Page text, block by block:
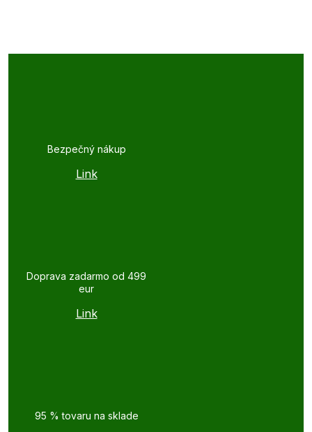
Bezpečný nákup
Link
Doprava zadarmo od 499
eur
Link
95 % tovaru na sklade